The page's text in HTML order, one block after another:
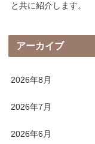
と共に紹介します。
アーカイブ
2026年8月
2026年7月
2026年6月